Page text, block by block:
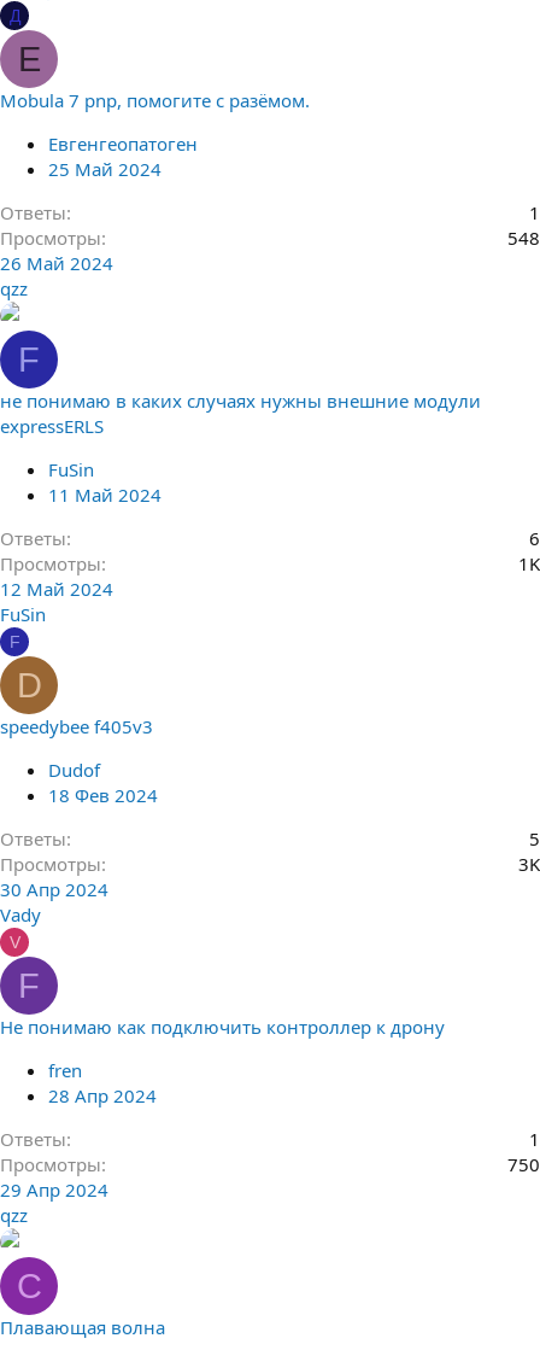
Д
Е
Mobula 7 pnp, помогите с разёмом.
Евгенгеопатоген
25 Май 2024
Ответы
1
Просмотры
548
26 Май 2024
qzz
F
не понимаю в каких случаях нужны внешние модули
expressERLS
FuSin
11 Май 2024
Ответы
6
Просмотры
1K
12 Май 2024
FuSin
F
D
speedybee f405v3
Dudof
18 Фев 2024
Ответы
5
Просмотры
3K
30 Апр 2024
Vady
V
F
Не понимаю как подключить контроллер к дрону
fren
28 Апр 2024
Ответы
1
Просмотры
750
29 Апр 2024
qzz
С
Плавающая волна